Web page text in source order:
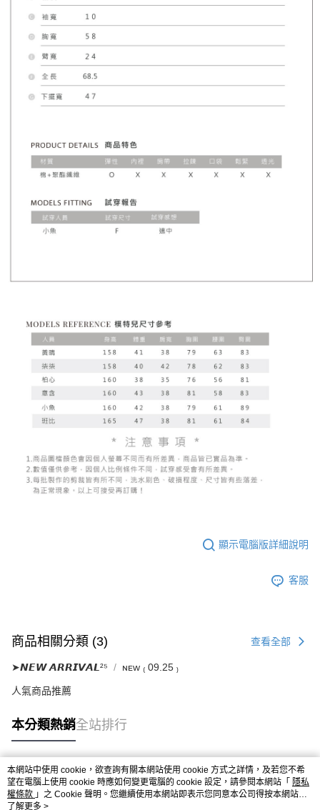
顯示電腦版詳細說明
客服
商品相關分類 (3) 查看全部
➤𝙉𝙀𝙒 𝘼𝙍𝙍𝙄𝙑𝘼𝙇²⁵ ɴᴇᴡ ₍ 09.25 ₎
人氣商品推薦
本分類熱銷全站排行
熱門標籤
本網站中使用 cookie，欲查詢有關本網站使用 cookie 方式之詳情，及若您不希
望在電腦上使用 cookie 時應如何變更電腦的 cookie 設定，請參閱本網站「 隱私
權條款 」之 Cookie 聲明。您繼續使用本網站即表示您同意本公司得按本網站使
用條款之 Cookie 聲明使用 cookie。
了解更多 >